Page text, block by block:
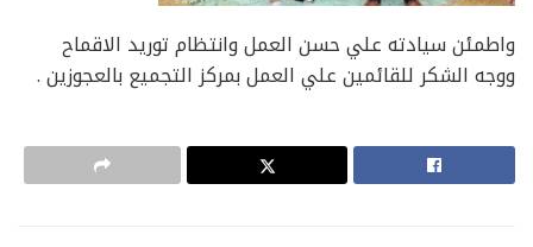
واطمئن سيادته علي حسن العمل وانتظام توريد الاقماح
ووجه الشكر للقائمين علي العمل بمركز التجميع بالعجوزين .